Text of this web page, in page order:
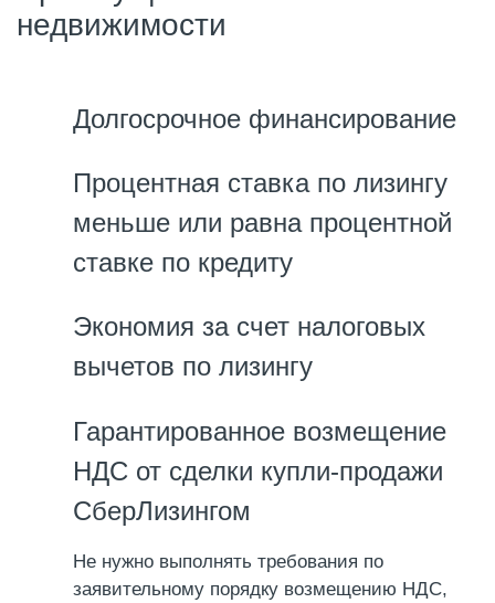
недвижимости
Долгосрочное финансирование
Процентная ставка по лизингу
меньше или равна процентной
cтавке по кредиту
Экономия за счет налоговых
вычетов по лизингу
Гарантированное возмещение
НДС от сделки купли-продажи
СберЛизингом
Не нужно выполнять требования по
заявительному порядку возмещению НДС,